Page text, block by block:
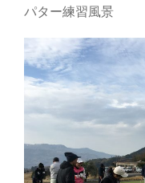
パター練習風景